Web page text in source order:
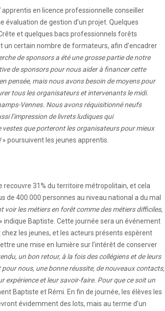
en licence professionnelle conseiller
évaluation de gestion d’un projet. Quelques
et quelques bacs professionnels forêts
certain nombre de formateurs, afin d’encadrer
de sponsors a été une grosse partie de notre
de sponsors pour nous aider à financer cette
pensée, mais nous avons besoin de moyens pour
tous les organisateurs et intervenants le midi.
Vennes. Nous avons réquisitionné neufs
l’impression de livrets ludiques qui
que porteront les organisateurs pour mieux
» poursuivent les jeunes apprentis.
recouvre 31% du territoire métropolitain, et cela
400.000 personnes au niveau national a du mal
voir les métiers en forêt comme des métiers difficiles,
indique Baptiste. Cette journée sera un événement
les jeunes, et les acteurs présents espèrent
une mise en lumière sur l’intérêt de conserver
un bon retour, à la fois des collégiens et de leurs
nous, une bonne réussite, de nouveaux contacts,
et leur savoir-faire. Pour que ce soit un
Baptiste et Rémi. En fin de journée, les élèves les
évidemment des lots, mais au terme d’un